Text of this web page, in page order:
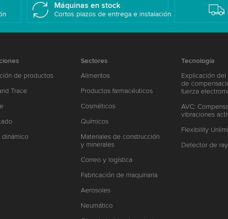
Máquinas en stock
Cortos plazos de entrega e instalación
de productos
Trace
dinámico
Sectores
Alimentos
Productos farmacéuticos
Cosméticos
Químicos
Materiales de construcción
y minerales
Correo y logística
Fabricación de maquinaria
Aerosoles
Neumático
Tecnología
Explicación
de
fuerza
AVC:
vibraciones
Flexibility
Detector de